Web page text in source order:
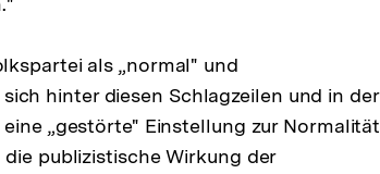
der
Fußnote
als „normal" und
hinter diesen Schlagzeilen und in der
„gestörte" Einstellung zur Normalität
publizistische Wirkung der